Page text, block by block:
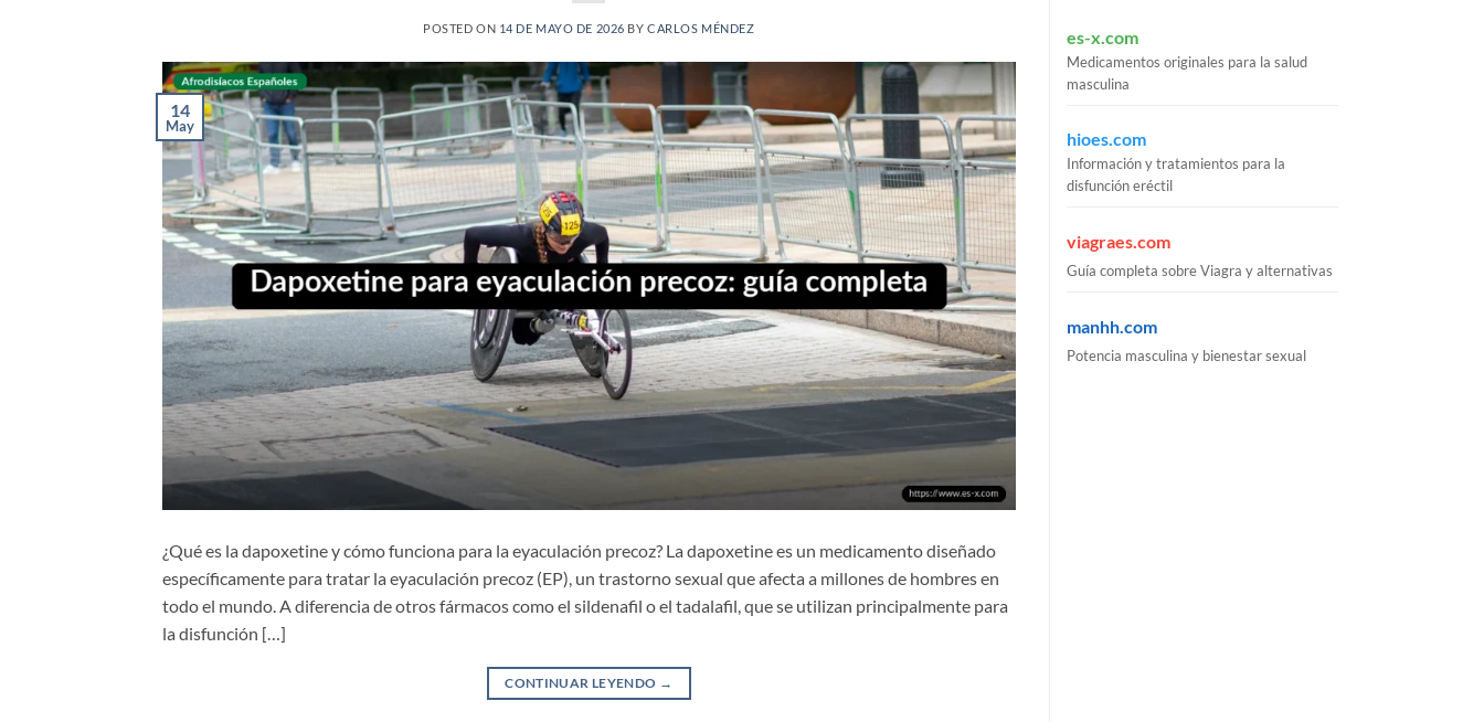
POSTED ON 14 DE MAYO DE 2026 BYCARLOS MÉNDEZ
14
May
¿Qué es la dapoxetine y cómo funciona para la eyaculación precoz? La dapoxetine es un medicamento diseñado
específicamente para tratar la eyaculación precoz (EP), un trastorno sexual que afecta a millones de hombres en
todo el mundo. A diferencia de otros fármacos como el sildenafil o el tadalafil, que se utilizan principalmente para
la disfunción […]
CONTINUAR LEYENDO →
es-x.com
Medicamentos originales para la salud
masculina
hioes.com
Información y tratamientos para la
disfunción eréctil
viagraes.com
Guía completa sobre Viagra y alternativas
manhh.com
Potencia masculina y bienestar sexual